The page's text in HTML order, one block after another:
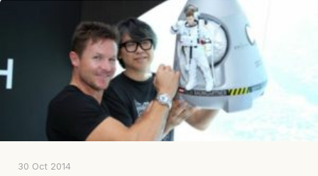
30 Oct 2014